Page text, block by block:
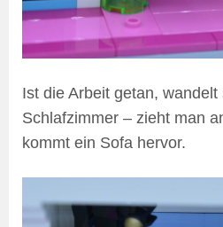
Ist die Arbeit getan,
Schlafzimmer – zieht man
kommt ein Sofa hervor.